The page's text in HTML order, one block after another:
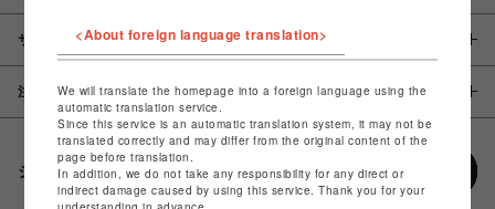
サイズ
注意事項
シェアする
<About foreign language translation>
We will translate the homepage into a foreign language using the
automatic translation service.
Since this service is an automatic translation system, it may not be
translated correctly and may differ from the original content of the
page before translation.
In addition, we do not take any responsibility for any direct or
indirect damage caused by using this service. Thank you for your